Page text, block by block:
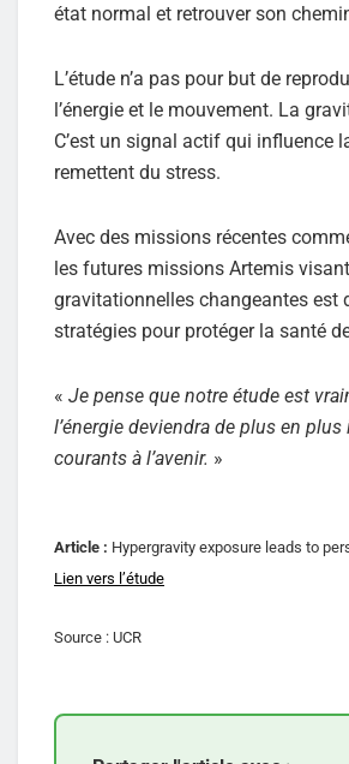
état normal et retrouver son
L’étude n’a pas pour but de
l’énergie et le mouvement. La
C’est un signal actif qui influence
remettent du stress.
Avec des missions récentes
les futures missions Artemis
gravitationnelles changeantes est
stratégies pour protéger la santé
« Je pense que notre étude est
l’énergie deviendra de plus en
courants à l’avenir. »
Article : Hypergravity exposure leads to
Lien vers l’étude
Source : UCR